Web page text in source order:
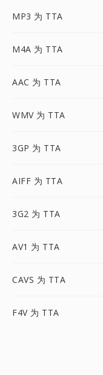
MP3 为 TTA
M4A 为 TTA
AAC 为 TTA
WMV 为 TTA
3GP 为 TTA
AIFF 为 TTA
3G2 为 TTA
AV1 为 TTA
CAVS 为 TTA
F4V 为 TTA